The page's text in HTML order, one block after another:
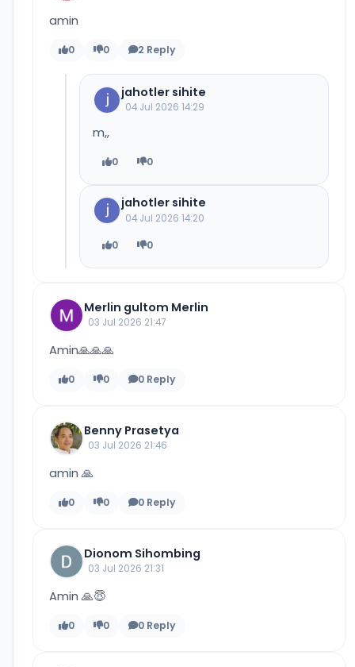
amin
0 0 2 Reply
jahotler sihite
04 Jul 2026 14:29
m,,
0 0
jahotler sihite
04 Jul 2026 14:20
0 0
Merlin gultom Merlin
03 Jul 2026 21:47
Amin🙏🙏🙏
0 0 0 Reply
Benny Prasetya
03 Jul 2026 21:46
amin 🙏
0 0 0 Reply
Dionom Sihombing
03 Jul 2026 21:31
Amin 🙏😇
0 0 0 Reply